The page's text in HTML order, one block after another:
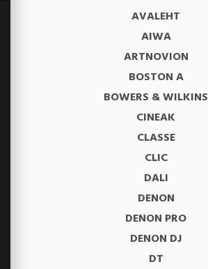
AVALEHT
AIWA
ARTNOVION
BOSTON A
BOWERS & WILKINS
CINEAK
CLASSE
CLIC
DALI
DENON
DENON PRO
DENON DJ
DT